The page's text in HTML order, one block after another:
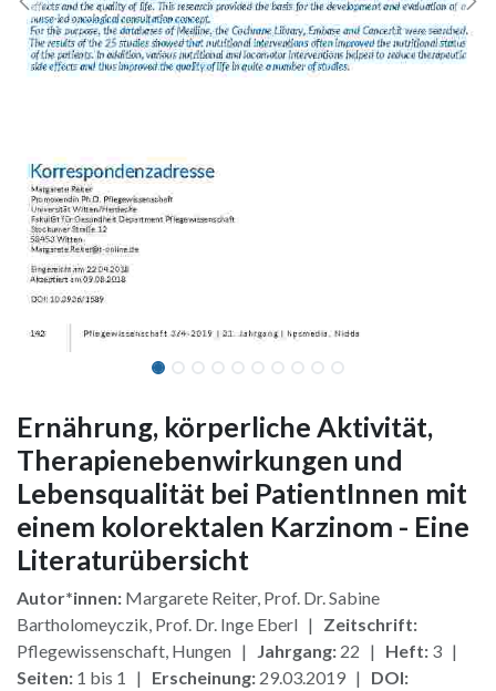
Ernährung, körperliche Aktivität,
Therapienebenwirkungen und
Lebensqualität bei PatientInnen mit
einem kolorektalen Karzinom - Eine
Literaturübersicht
Autor*innen: Margarete Reiter, Prof. Dr. Sabine
Bartholomeyczik, Prof. Dr. Inge Eberl | Zeitschrift:
Pflegewissenschaft, Hungen | Jahrgang: 22 | Heft: 3 |
Seiten: 1 bis 1 | Erscheinung: 29.03.2019 | DOI: